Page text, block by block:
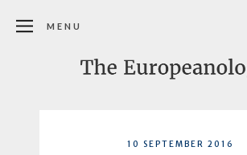
MENU
10 SEPTEMBER 2016